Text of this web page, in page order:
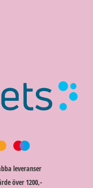
leveranser
över 1200,-